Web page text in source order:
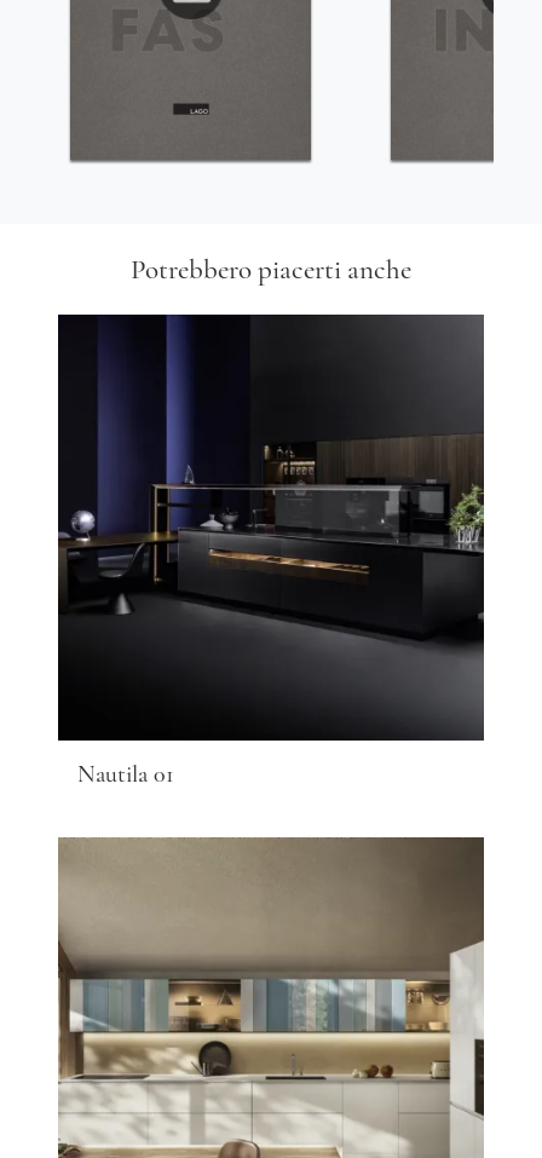
Potrebbero piacerti anche
Nautila 01